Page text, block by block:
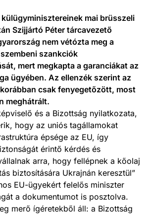
mai brüsszeli
Szijjártó Péter tárcavezető
nem vétózta meg a
szankciók
mert megkapta a garanciákat az
ügyében. Az ellenzék szerint az
csak fenyegetőzött, most
meghátrált.
és a Bizottság nyilatkozata,
hogy az uniós tagállamokat
épsége az EU, így
érintő kérdés és
arra, hogy fellépnek a kőolaj
biztosítására Ukrajnán keresztül”
EU-ügyekért felelős miniszter
a dokumentumot is posztolva.
merő ígéretekből áll: a Bizottság